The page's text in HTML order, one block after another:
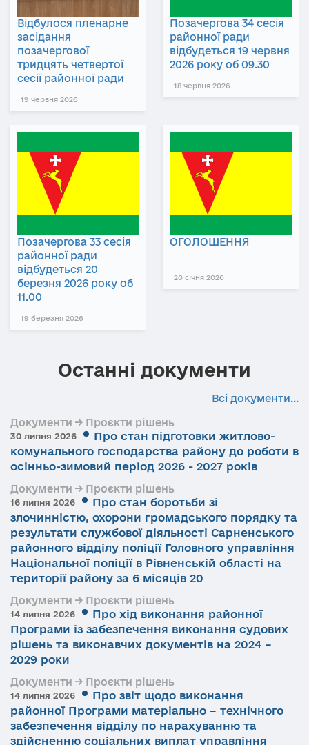
Відбулося пленарне
засідання
позачергової
тридцять четвертої
сесії районної ради
19 червня 2026
Позачергова 34 сесія
районної ради
відбудеться 19 червня
2026 року об 09.30
18 червня 2026
Позачергова 33 сесія
районної ради
відбудеться 20
березня 2026 року об
11.00
19 березня 2026
ОГОЛОШЕННЯ
20 січня 2026
Останні документи
Всі документи...
Документи → Проєкти рішень
30 липня 2026
Про стан підготовки житлово-
комунального господарства району до роботи в
осінньо-зимовий період 2026 - 2027 років
Документи → Проєкти рішень
16 липня 2026
Про стан боротьби зі
злочинністю, охорони громадського порядку та
результати службової діяльності Сарненського
районного відділу поліції Головного управління
Національної поліції в Рівненській області на
території району за 6 місяців 20
Документи → Проєкти рішень
14 липня 2026
Про хід виконання районної
Програми із забезпечення виконання судових
рішень та виконавчих документів на 2024 –
2029 роки
Документи → Проєкти рішень
14 липня 2026
Про звіт щодо виконання
районної Програми матеріально – технічного
забезпечення відділу по нарахуванню та
здійсненню соціальних виплат управління